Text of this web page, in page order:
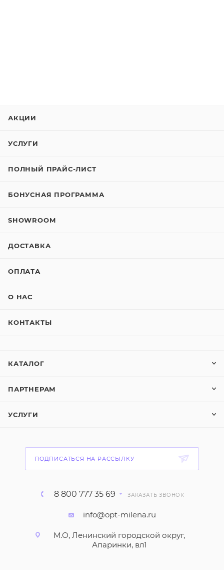
АКЦИИ
УСЛУГИ
ПОЛНЫЙ ПРАЙС-ЛИСТ
БОНУСНАЯ ПРОГРАММА
SHOWROOM
ДОСТАВКА
ОПЛАТА
О НАС
КОНТАКТЫ
КАТАЛОГ
ПАРТНЕРАМ
УСЛУГИ
ПОДПИСАТЬСЯ НА РАССЫЛКУ
8 800 777 35 69 ЗАКАЗАТЬ ЗВОНОК
info@opt-milena.ru
М.О, Ленинский городской округ,
Апаринки, вл1